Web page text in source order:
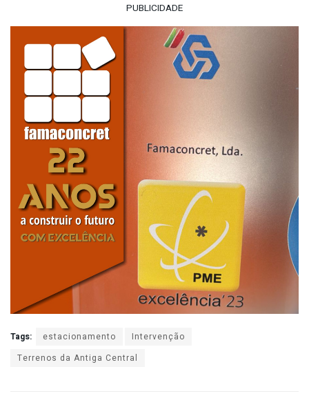
PUBLICIDADE
Tags: estacionamento
Intervenção
Terrenos da Antiga Central